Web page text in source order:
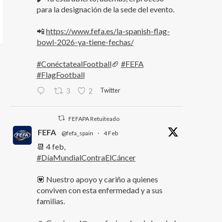
para la designación de la sede del evento.
📲 https://www.fefa.es/la-spanish-flag-
bowl-2026-ya-tiene-fechas/
#ConéctatealFootball🏈 #FEFA
#FlagFootball
3 2 Twitter
FEFAPA Retuiteado
FEFA @fefa_spain · 4 Feb
📆 4 feb,
#DíaMundialContraElCáncer
💟 Nuestro apoyo y cariño a quienes
conviven con esta enfermedad y a sus
familias.